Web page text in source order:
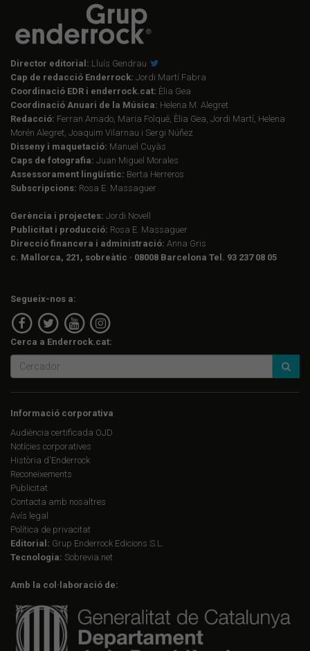
Director editorial: Lluís Gendrau
Cap de redacció Enderrock: Jordi Martí Fabra
Coordinació EDR i enderrock.cat: Èlia Gea
Coordinació Anuari de la Música: Helena M. Alegret
Redacció: Ferran Amado, Maria Folqué, Èlia Gea, Jordi Martí, Helena
Morén Alegret, Joaquim Vilarnau i Sergi Núñez
Disseny i maquetació: Manuel Cuyàs
Caps de fotografia: Juan Miguel Morales
Assessorament lingüístic: Berta Herreros
Subscripcions: Rosa E. Massaguer
Gerència i projectes: Jordi Novell
Publicitat i producció: Rosa E. Massaguer
Direcció financera i administració: Anna Gris
c. Mallorca, 221, sobreàtic · 08008 Barcelona Tel. 93 237 08 05
Segueix-nos a:
Cerca a Enderrock.cat:
Informació corporativa
Audiència certificada OJD
Notícies corporatives
Història d'Enderrock
Reconeixements
Publicitat
Contacta amb nosaltres
Avís legal
Política de privacitat
Editorial: Grup Enderrock Edicions S.L.
Tecnologia: Sobrevia.net
Amb la col·laboració de: